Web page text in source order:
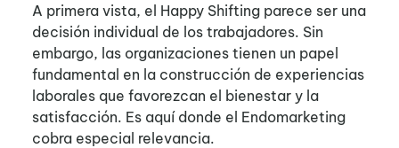
A primera vista, el Happy Shifting parece ser una
decisión individual de los trabajadores. Sin
embargo, las organizaciones tienen un papel
fundamental en la construcción de experiencias
laborales que favorezcan el bienestar y la
satisfacción. Es aquí donde el Endomarketing
cobra especial relevancia.